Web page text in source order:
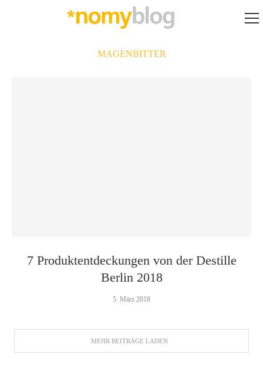
MAGENBITTER
7 Produkt­entdeckungen von der Destille
Berlin 2018
5. März 2018
MEHR BEITRÄGE LADEN